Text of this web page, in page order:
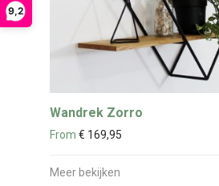
9,2
Wandrek Zorro
From € 169,95
Meer bekijken